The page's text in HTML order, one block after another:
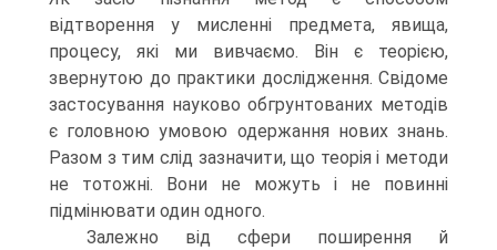
відтворення у мисленні предмета, явища,
процесу, які ми вивчаємо. Він є теорією,
звернутою до практики дослідження. Свідоме
застосування науково обгрунтованих методів
є головною умовою одержання нових знань.
Разом з тим слід зазначити, що теорія і методи
не тотожні. Вони не можуть і не повинні
підмінювати один одного.
Залежно від сфери поширення й